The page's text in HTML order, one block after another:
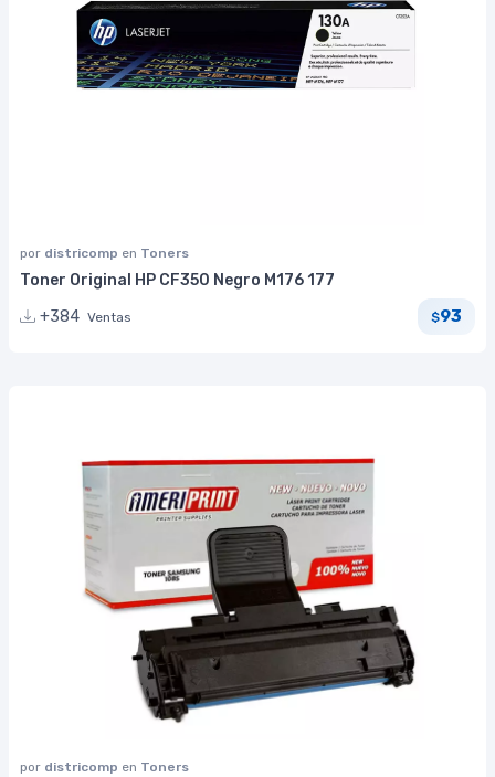
por districomp en Toners
Toner Original HP CF350 Negro M176 177
+384 Ventas $93
por districomp en Toners